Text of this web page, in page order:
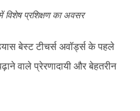
विशेष प्रशिक्षण का अवसर
बेस्ट टीचर्स अवॉर्ड्स के पहले
वाले प्रेरणादायी और बेहतरीन